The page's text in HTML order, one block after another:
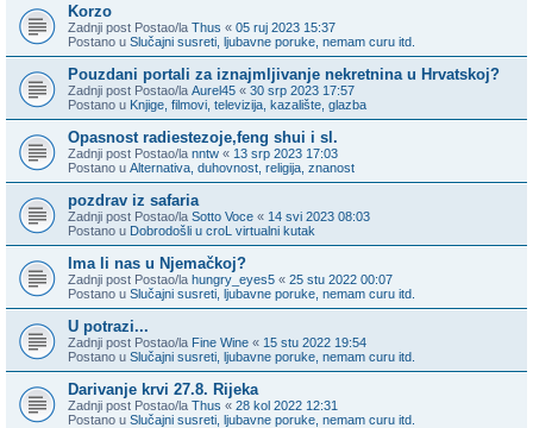
Korzo
Zadnji post Postao/la Thus « 05 ruj 2023 15:37
Postano u Slučajni susreti, ljubavne poruke, nemam curu itd.
Pouzdani portali za iznajmljivanje nekretnina u Hrvatskoj?
Zadnji post Postao/la Aurel45 « 30 srp 2023 17:57
Postano u Knjige, filmovi, televizija, kazalište, glazba
Opasnost radiestezoje,feng shui i sl.
Zadnji post Postao/la nntw « 13 srp 2023 17:03
Postano u Alternativa, duhovnost, religija, znanost
pozdrav iz safaria
Zadnji post Postao/la Sotto Voce « 14 svi 2023 08:03
Postano u Dobrodošli u croL virtualni kutak
Ima li nas u Njemačkoj?
Zadnji post Postao/la hungry_eyes5 « 25 stu 2022 00:07
Postano u Slučajni susreti, ljubavne poruke, nemam curu itd.
U potrazi...
Zadnji post Postao/la Fine Wine « 15 stu 2022 19:54
Postano u Slučajni susreti, ljubavne poruke, nemam curu itd.
Darivanje krvi 27.8. Rijeka
Zadnji post Postao/la Thus « 28 kol 2022 12:31
Postano u Slučajni susreti, ljubavne poruke, nemam curu itd.